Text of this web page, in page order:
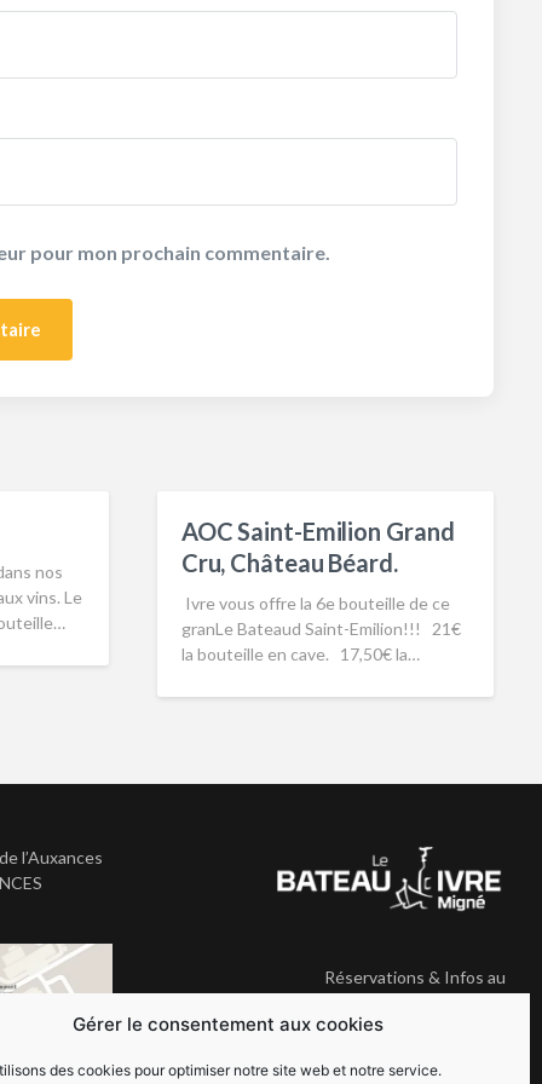
Gérer le consentement aux cookies
des cookies pour optimiser notre site web et notre service.
pour mon prochain commentaire.
nos
vins. Le
AOC Saint-Emilion Grand
Cru, Château Béard.
Ivre vous offre la 6e bouteille de ce
granLe Bateaud Saint-Emilion!!! 21€
la bouteille en cave. 17,50€ la…
l’Auxances
Réservations & Infos au